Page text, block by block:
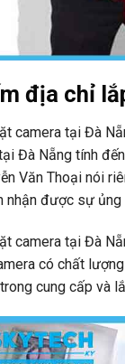
địa chỉ
camera tại Đà
Đà Nẵng tính
Văn Thoại nói
nhận được sự ủng
camera tại Đà
có chất
cung cấp và